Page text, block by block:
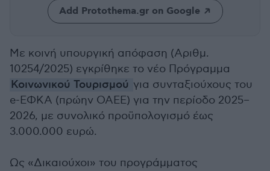
Add Protothema.gr on Google
Με κοινή υπουργική απόφαση (Αριθμ.
10254/2025) εγκρίθηκε το νέο Πρόγραμμα
Κοινωνικού Τουρισμού για συνταξιούχους του
e-ΕΦΚΑ (πρώην ΟΑΕΕ) για την περίοδο 2025–
2026, με συνολικό προϋπολογισμό έως
3.000.000 ευρώ.
Ως «Δικαιούχοι» του προγράμματος